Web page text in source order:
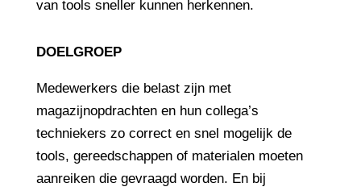
van tools sneller kunnen herkennen.
DOELGROEP
Medewerkers die belast zijn met
magazijnopdrachten en hun collega’s
techniekers zo correct en snel mogelijk de
tools, gereedschappen of materialen moeten
aanreiken die gevraagd worden. En bij